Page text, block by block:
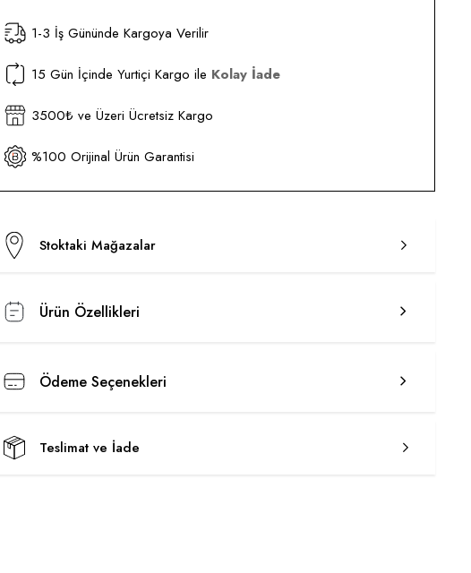
1-3 İş Gününde Kargoya Verilir
15 Gün İçinde Yurtiçi Kargo ile Kolay İade
3500₺ ve Üzeri Ücretsiz Kargo
%100 Orijinal Ürün Garantisi
Stoktaki Mağazalar
Ürün Özellikleri
Ödeme Seçenekleri
Teslimat ve İade